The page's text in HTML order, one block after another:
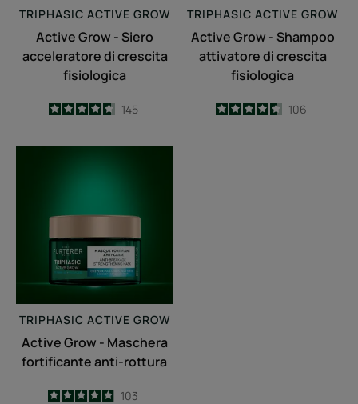
TRIPHASIC ACTIVE GROW
Active Grow - Siero
acceleratore di crescita
fisiologica
4.7
/5
145
TRIPHASIC ACTIVE GROW
Active Grow - Shampoo
attivatore di crescita
fisiologica
4.6
/5
106
Maschera
fortificante
anti-
rottura
TRIPHASIC ACTIVE GROW
Active Grow - Maschera
fortificante anti-rottura
4.9
/5
103